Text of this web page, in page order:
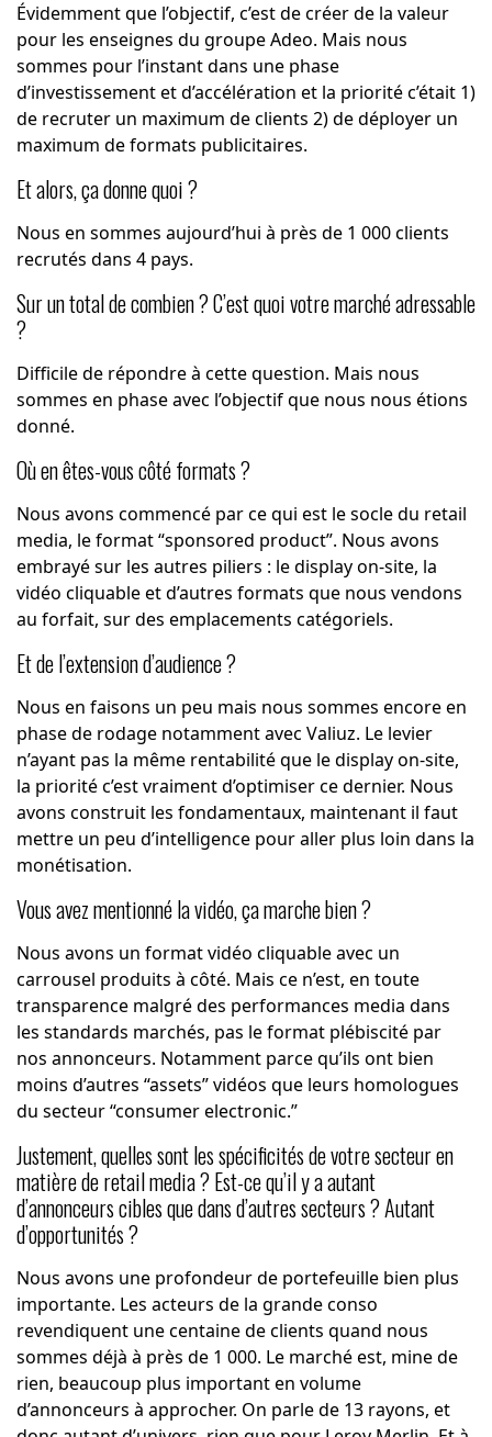
Évidemment que l’objectif, c’est de créer de la valeur
pour les enseignes du groupe Adeo. Mais nous
sommes pour l’instant dans une phase
d’investissement et d’accélération et la priorité c’était 1)
de recruter un maximum de clients 2) de déployer un
maximum de formats publicitaires.
Et alors, ça donne quoi ?
Nous en sommes aujourd’hui à près de 1 000 clients
recrutés dans 4 pays.
Sur un total de combien ? C’est quoi votre marché adressable
?
Difficile de répondre à cette question. Mais nous
sommes en phase avec l’objectif que nous nous étions
donné.
Où en êtes-vous côté formats ?
Nous avons commencé par ce qui est le socle du retail
media, le format “sponsored product”. Nous avons
embrayé sur les autres piliers : le display on-site, la
vidéo cliquable et d’autres formats que nous vendons
au forfait, sur des emplacements catégoriels.
Et de l’extension d’audience ?
Nous en faisons un peu mais nous sommes encore en
phase de rodage notamment avec Valiuz. Le levier
n’ayant pas la même rentabilité que le display on-site,
la priorité c’est vraiment d’optimiser ce dernier. Nous
avons construit les fondamentaux, maintenant il faut
mettre un peu d’intelligence pour aller plus loin dans la
monétisation.
Vous avez mentionné la vidéo, ça marche bien ?
Nous avons un format vidéo cliquable avec un
carrousel produits à côté. Mais ce n’est, en toute
transparence malgré des performances media dans
les standards marchés, pas le format plébiscité par
nos annonceurs. Notamment parce qu’ils ont bien
moins d’autres “assets” vidéos que leurs homologues
du secteur “consumer electronic.”
Justement, quelles sont les spécificités de votre secteur en
matière de retail media ? Est-ce qu’il y a autant
d’annonceurs cibles que dans d’autres secteurs ? Autant
d’opportunités ?
Nous avons une profondeur de portefeuille bien plus
importante. Les acteurs de la grande conso
revendiquent une centaine de clients quand nous
sommes déjà à près de 1 000. Le marché est, mine de
rien, beaucoup plus important en volume
d’annonceurs à approcher. On parle de 13 rayons, et